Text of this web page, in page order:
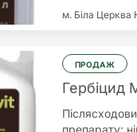
вологості
м. Біла Церква
ПРОДАЖ
Гербіцид
препарату: